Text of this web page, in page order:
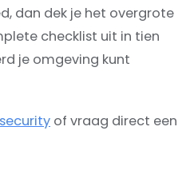
dan dek je het overgrote
checklist uit in tien
je omgeving kunt
of vraag direct een